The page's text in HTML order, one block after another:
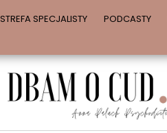
STREFA SPECJALISTY PODCASTY